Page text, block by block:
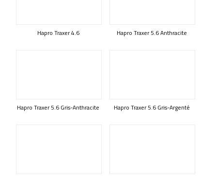
Hapro Traxer 4.6 Hapro Traxer 5.6 Anthracite
Hapro Traxer 5.6 Gris-Anthracite Hapro Traxer 5.6 Gris-Argenté